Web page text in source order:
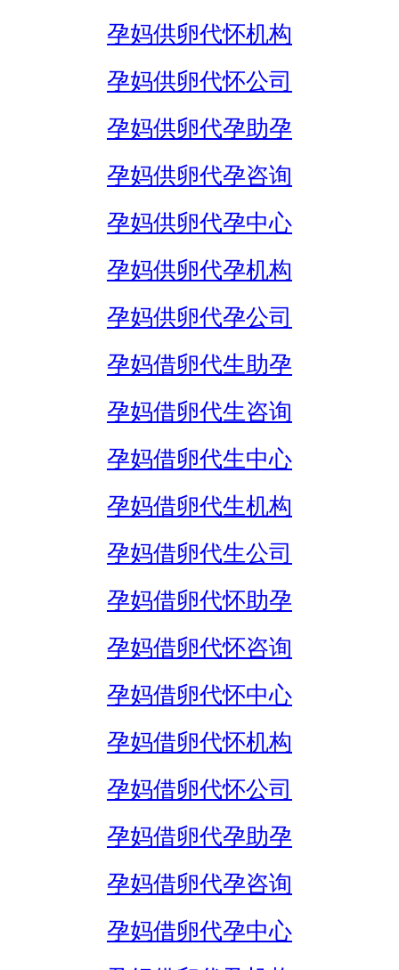
孕妈供卵代怀机构
孕妈供卵代怀公司
孕妈供卵代孕助孕
孕妈供卵代孕咨询
孕妈供卵代孕中心
孕妈供卵代孕机构
孕妈供卵代孕公司
孕妈借卵代生助孕
孕妈借卵代生咨询
孕妈借卵代生中心
孕妈借卵代生机构
孕妈借卵代生公司
孕妈借卵代怀助孕
孕妈借卵代怀咨询
孕妈借卵代怀中心
孕妈借卵代怀机构
孕妈借卵代怀公司
孕妈借卵代孕助孕
孕妈借卵代孕咨询
孕妈借卵代孕中心